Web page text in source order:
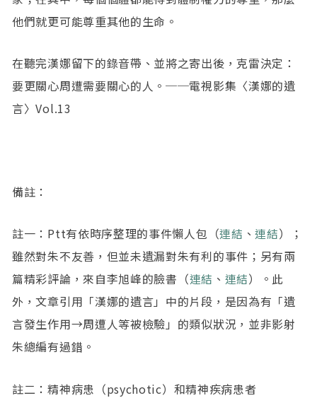
他們就更可能尊重其他的生命。
在聽完漢娜留下的錄音帶、並將之寄出後，克雷決定：
要更關心周遭需要關心的人。──電視影集〈漢娜的遺
言〉Vol.13
備註：
註一：Ptt有依時序整理的事件懶人包（連結 、連結）；
雖然對朱不友善，但並未遺漏對朱有利的事件；另有兩
篇精彩評論，來自李旭峰的臉書（連結 、 連結）。此
外，文章引用「漢娜的遺言」中的片段，是因為有「遺
言發生作用→周遭人等被檢驗」的類似狀況，並非影射
朱總編有過錯。
註二：精神病患（psychotic）和精神疾病患者